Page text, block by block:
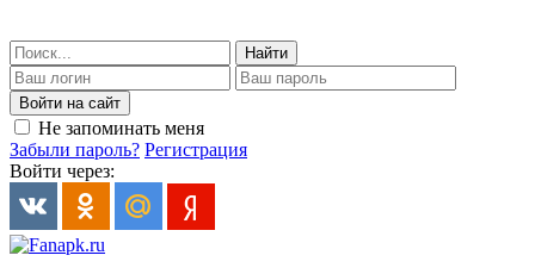
Найти
Войти на сайт
Не запоминать меня
Забыли пароль? Регистрация
Войти через: